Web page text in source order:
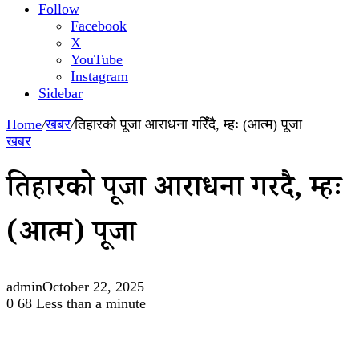
Follow
Facebook
X
YouTube
Instagram
Sidebar
Home/खबर/तिहारको पूजा आराधना गरिँदै, म्हः (आत्म) पूजा
खबर
तिहारको पूजा आराधना गरिँदै, म्हः
(आत्म) पूजा
adminOctober 22, 2025
0 68 Less than a minute